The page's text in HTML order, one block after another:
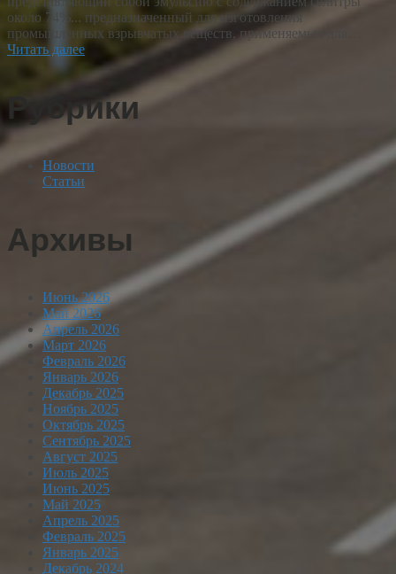
около 74%... предназначенный для изготовления
промышленных взрывчатых веществ, применяемых для…
Читать далее
Рубрики
Новости
Статьи
Архивы
Июнь 2026
Май 2026
Апрель 2026
Март 2026
Февраль 2026
Январь 2026
Декабрь 2025
Ноябрь 2025
Октябрь 2025
Сентябрь 2025
Август 2025
Июль 2025
Июнь 2025
Май 2025
Апрель 2025
Февраль 2025
Январь 2025
Декабрь 2024